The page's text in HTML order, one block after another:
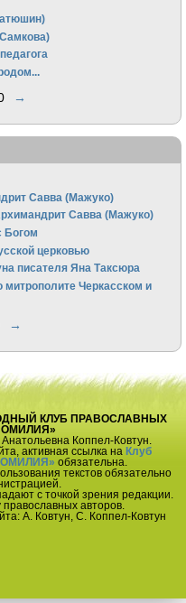
→
Савва (Мажуко)
Савва (Мажуко)
Богом
церковью
писателя Яна Таксюра
Черкасском и
→
КЛУБ ПРАВОСЛАВНЫХ
Коппел-Ковтун.
активная ссылка на Клуб
обязательна.
текстов обязательно
с точкой зрения редакции.
авторов.
А. Ковтун, С. Коппел-Ковтун